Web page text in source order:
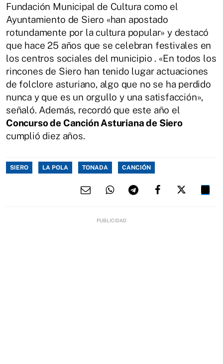
Fundación Municipal de Cultura como el
Ayuntamiento de Siero «han apostado
rotundamente por la cultura popular» y destacó
que hace 25 años que se celebran festivales en
los centros sociales del municipio . «En todos los
rincones de Siero han tenido lugar actuaciones
de folclore asturiano, algo que no se ha perdido
nunca y que es un orgullo y una satisfacción»,
señaló. Además, recordó que este año el
Concurso de Canción Asturiana de Siero
cumplió diez años.
SIERO LA POLA TONADA CANCIÓN